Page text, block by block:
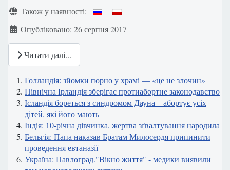
ДеталіТакож у наявності:
Опубліковано: 26 серпня 2017
Читати далі...
Голландія: зйомки порно у храмі — «це не злочин»
Північна Ірландія зберігає протиабортне законодавство
Ісландія бореться з синдромом Дауна – абортує усіх
дітей, які його мають
Індія: 10-річна дівчинка, жертва зґвалтування народила
Бельгія: Папа наказав Братам Милосердя припинити
проведення евтаназії
Україна: Павлоград."Вікно життя" - медики виявили